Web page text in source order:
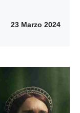
23 Marzo 2024